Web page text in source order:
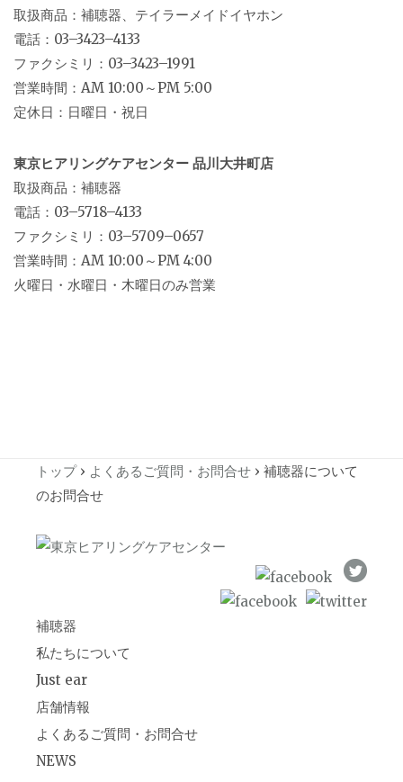
取扱商品：補聴器、テイラーメイドイヤホン
電話：03–3423–4133
ファクシミリ：03–3423–1991
営業時間：AM 10:00～PM 5:00
定休日：日曜日・祝日
東京ヒアリングケアセンター 品川大井町店
取扱商品：補聴器
電話：03–5718–4133
ファクシミリ：03–5709–0657
営業時間：AM 10:00～PM 4:00
火曜日・水曜日・木曜日のみ営業
トップ› よくあるご質問・お問合せ › 補聴器について
のお問合せ
補聴器
私たちについて
Just ear
店舗情報
よくあるご質問・お問合せ
NEWS